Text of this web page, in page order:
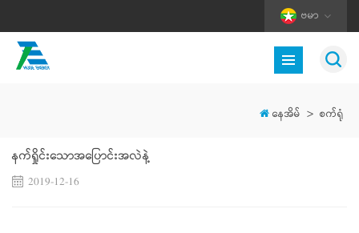
ဗမာ
နေအိမ် > စက်ရုံ
နက်ရှိုင်းသောအပြောင်းအလဲနဲ့
2019-12-16